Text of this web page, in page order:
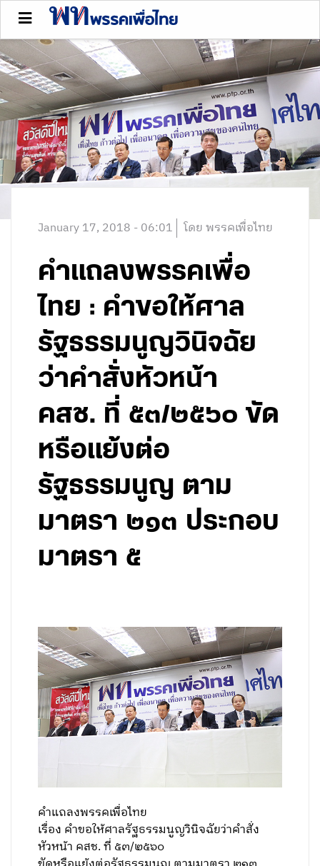
January 17, 2018 - 06:01 โดย พรรคเพื่อไทย
คำแถลงพรรคเพื่อ
ไทย : คำขอให้ศาล
รัฐธรรมนูญวินิจฉัย
ว่าคำสั่งหัวหน้า
คสช. ที่ ๕๓/๒๕๖๐ ขัด
หรือแย้งต่อ
รัฐธรรมนูญ ตาม
มาตรา ๒๑๓ ประกอบ
มาตรา ๕
คำแถลงพรรคเพื่อไทย
เรื่อง คำขอให้ศาลรัฐธรรมนูญวินิจฉัยว่าคำสั่ง
หัวหน้า คสช. ที่ ๕๓/๒๕๖๐